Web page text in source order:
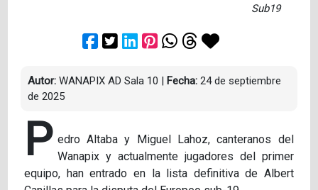
Sub19
Autor: WANAPIX AD Sala 10 | Fecha: 24 de septiembre
de 2025
P edro Altaba y Miguel Lahoz, canteranos del
Wanapix y actualmente jugadores del primer
equipo, han entrado en la lista definitiva de Albert